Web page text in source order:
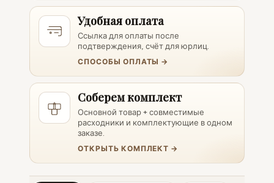
Удобная оплата
Ссылка для оплаты после
подтверждения, счёт для юрлиц.
СПОСОБЫ ОПЛАТЫ →
Соберем комплект
Основной товар + совместимые
расходники и комплектующие в одном
заказе.
ОТКРЫТЬ КОМПЛЕКТ →